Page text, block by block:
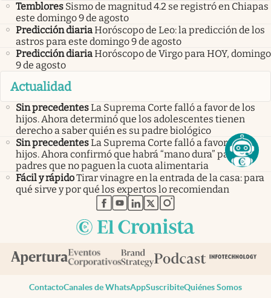
Temblores Sismo de magnitud 4.2 se registró en Chiapas
este domingo 9 de agosto
Predicción diariaHoróscopo de Leo: la predicción de los
astros para este domingo 9 de agosto
Predicción diariaHoróscopo de Virgo para HOY, domingo
9 de agosto
Actualidad
Sin precedentesLa Suprema Corte falló a favor de los
hijos. Ahora determinó que los adolescentes tienen
derecho a saber quién es su padre biológico
Sin precedentesLa Suprema Corte falló a favor de los
hijos. Ahora confirmó que habrá “mano dura” para los
padres que no paguen la cuota alimentaria
Fácil y rápidoTirar vinagre en la entrada de la casa: para
qué sirve y por qué los expertos lo recomiendan
abre en nueva pestaña
abre en nueva pestaña
abre en nueva pestaña
abre en nueva pestaña
abre en nueva pestaña
ContactoCanales de WhatsAppSuscribiteQuiénes Somos